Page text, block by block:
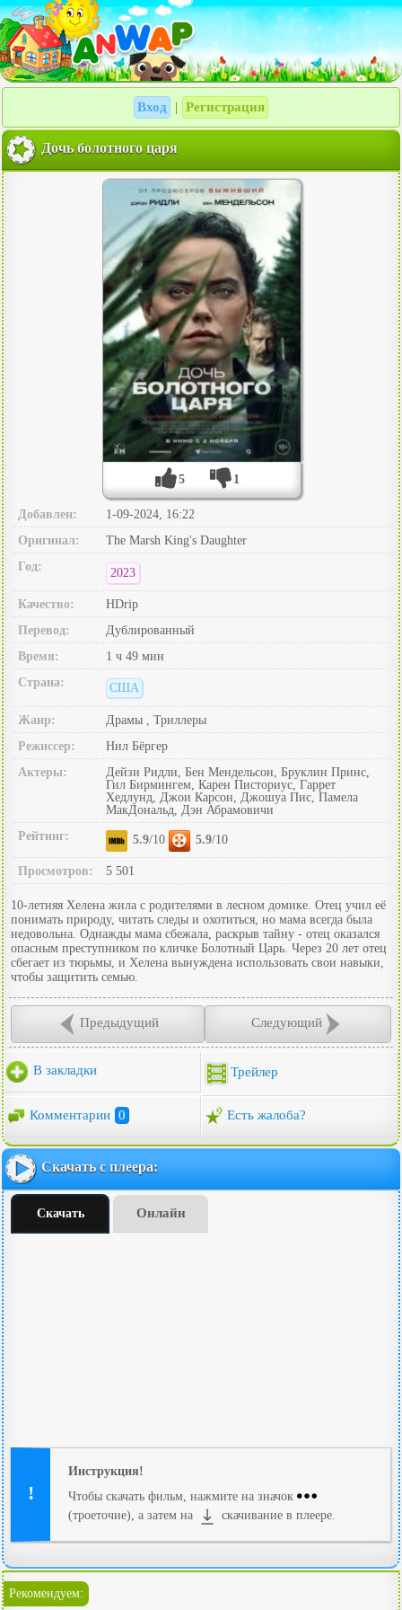
Вход Регистрация
Дочь болотного царя
5 1
Добавлен:
1-09-2024, 16:22
Оригинал:
The Marsh King's Daughter
Год:
2023
Качество:
HDrip
Перевод:
Дублированный
Время:
1 ч 49 мин
Страна:
США
Жанр:
Драмы , Триллеры
Режиссер:
Нил Бёргер
Актеры:
Дейзи Ридли, Бен Мендельсон, Бруклин Принс,
Гил Бирмингем, Карен Писториус, Гаррет
Хедлунд, Джои Карсон, Джошуа Пис, Памела
МакДональд, Дэн Абрамовичи
Рейтинг:
5.9/10 5.9/10
Просмотров: 5 501
10-летняя Хелена жила с родителями в лесном домике. Отец учил её
понимать природу, читать следы и охотиться, но мама всегда была
недовольна. Однажды мама сбежала, раскрыв тайну - отец оказался
опасным преступником по кличке Болотный Царь. Через 20 лет отец
сбегает из тюрьмы, и Хелена вынуждена использовать свои навыки,
чтобы защитить семью.
Предыдущий Следующий
В закладки Трейлер
Комментарии 0 Есть жалоба?
Скачать с плеера:
Скачать Онлайн
Инструкция!
Чтобы скачать фильм, нажмите на значок
(троеточие), а затем на
скачивание в плеере.
Рекомендуем: